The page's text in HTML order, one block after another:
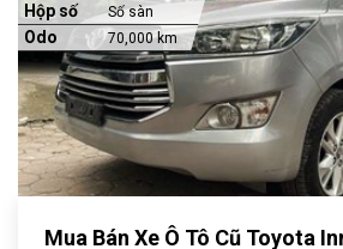
Hộp số Số sàn
Odo 70,000 km
Mua Bán Xe Ô Tô Cũ Toyota